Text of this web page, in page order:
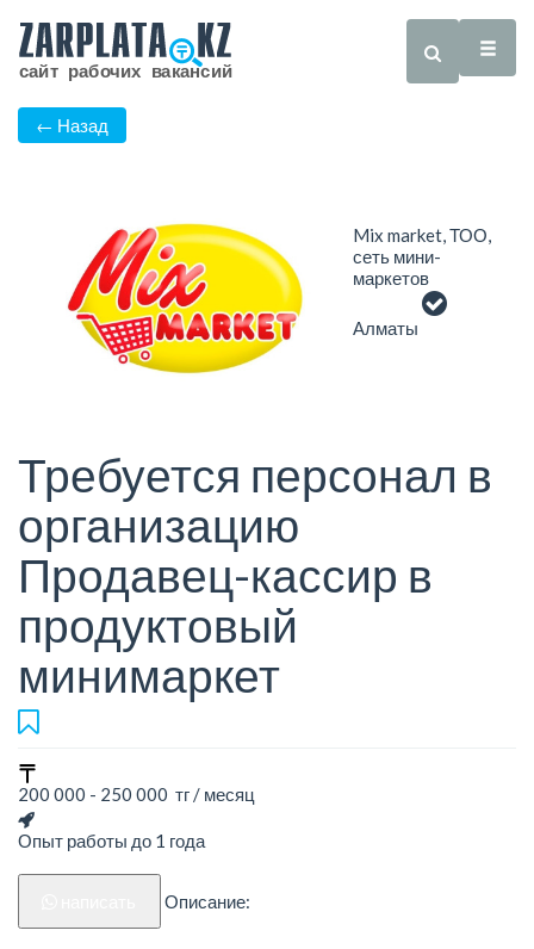
← Назад
Mix market, ТОО,
сеть мини-
маркетов
Алматы
Требуется персонал в
организацию
Продавец-кассир в
продуктовый
минимаркет
200 000 - 250 000 тг / месяц
Опыт работы до 1 года
Описание: